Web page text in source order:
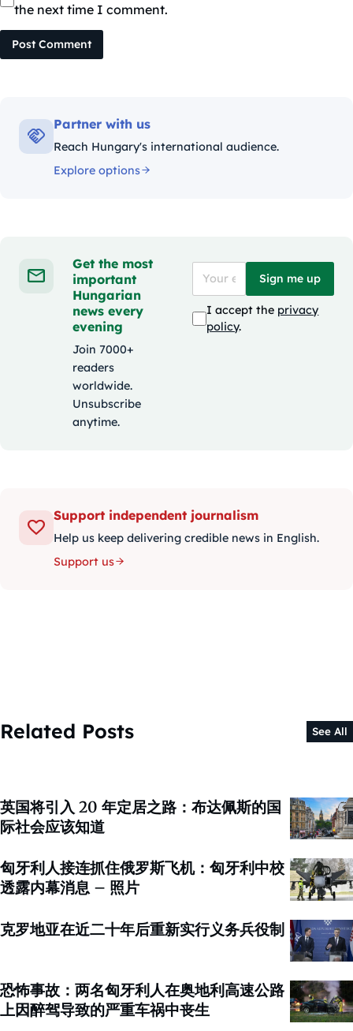
the next time I comment.
Post Comment
Partner with us
Reach Hungary's international audience.
Explore options
Get the most
important
Hungarian
news every
evening
Join 7000+
readers
worldwide.
Unsubscribe
anytime.
Sign me up
I accept the privacy
policy.
Support independent journalism
Help us keep delivering credible news in English.
Support us
Related Posts See All
英国将引入 20 年定居之路：布达佩斯的国
际社会应该知道
匈牙利人接连抓住俄罗斯飞机：匈牙利中校
透露内幕消息 – 照片
克罗地亚在近二十年后重新实行义务兵役制
恐怖事故：两名匈牙利人在奥地利高速公路
上因醉驾导致的严重车祸中丧生